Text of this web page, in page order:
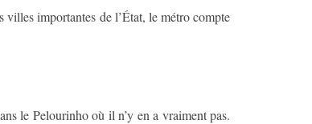
importantes de l’État, le métro compte
le Pelourinho où il n’y en a vraiment pas.